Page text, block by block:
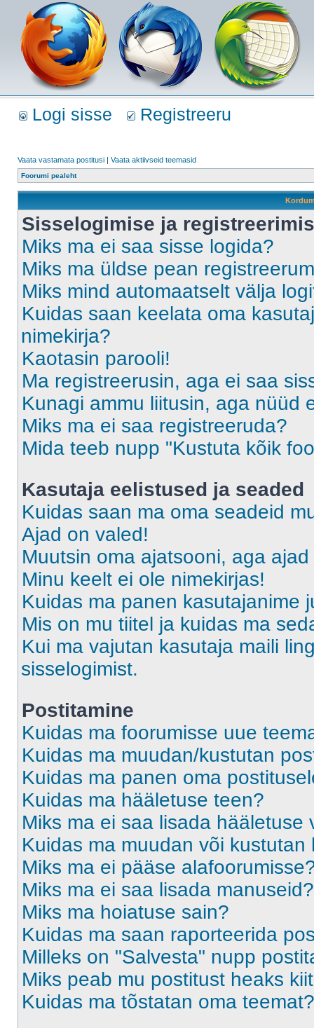
Logi sisse Registreeru
Vaata vastamata postitusi | Vaata aktiivseid teemasid
Foorumi pealeht
Sisselogimise ja
Miks ma ei saa sisse logida?
Miks ma üldse pean
Miks mind automaatselt välja
Kuidas saan keelata oma
nimekirja?
Kaotasin parooli!
Ma registreerusin, aga ei saa
Kunagi ammu liitusin, aga nüüd
Miks ma ei saa registreeruda?
Mida teeb nupp "Kustuta kõik
Kasutaja eelistused ja seaded
Kuidas saan ma oma seadeid
Ajad on valed!
Muutsin oma ajatsooni, aga
Minu keelt ei ole nimekirjas!
Kuidas ma panen kasutajanime
Mis on mu tiitel ja kuidas ma
Kui ma vajutan kasutaja maili
sisselogimist.
Postitamine
Kuidas ma foorumisse uue
Kuidas ma muudan/kustutan
Kuidas ma panen oma
Kuidas ma hääletuse teen?
Miks ma ei saa lisada hääletuse
Kuidas ma muudan või kustutan
Miks ma ei pääse
Miks ma ei saa lisada manuseid?
Miks ma hoiatuse sain?
Kuidas ma saan raporteerida
Milleks on "Salvesta" nupp
Miks peab mu postitust heaks
Kuidas ma tõstatan oma teemat?